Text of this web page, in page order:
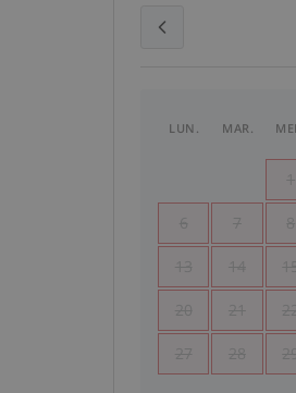
LUN. MAR.
1
6 7 8
13 14
20 21
27 28